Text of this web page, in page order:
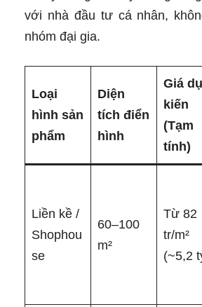
với nhà đầu tư cá nhân,
nhóm đại gia.
Loại
hình sản
phẩm
Diện
tích điển
hình
Giá
kiến
(Tạm
tính)
Liền kề /
Shophou
se
60–100
m²
Từ 82
tr/m²
(~5,2